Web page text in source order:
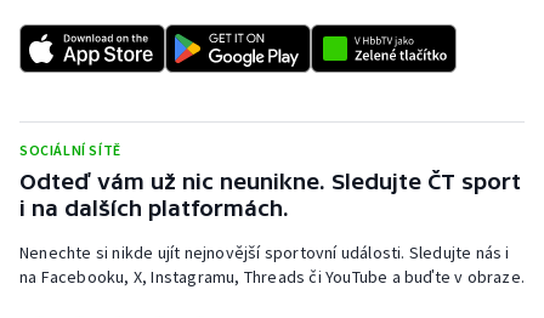
SOCIÁLNÍ SÍTĚ
Odteď vám už nic neunikne. Sledujte ČT sport
i na dalších platformách.
Nenechte si nikde ujít nejnovější sportovní události. Sledujte nás i
na Facebooku, X, Instagramu, Threads či YouTube a buďte v obraze.